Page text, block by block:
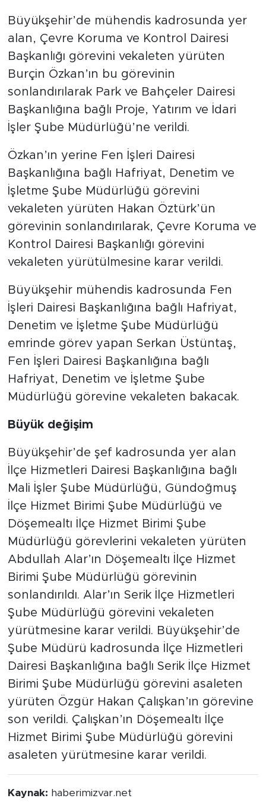
Büyükşehir’de mühendis kadrosunda yer
alan, Çevre Koruma ve Kontrol Dairesi
Başkanlığı görevini vekaleten yürüten
Burçin Özkan’ın bu görevinin
sonlandırılarak Park ve Bahçeler Dairesi
Başkanlığına bağlı Proje, Yatırım ve İdari
İşler Şube Müdürlüğü’ne verildi.
Özkan’ın yerine Fen İşleri Dairesi
Başkanlığına bağlı Hafriyat, Denetim ve
İşletme Şube Müdürlüğü görevini
vekaleten yürüten Hakan Öztürk’ün
görevinin sonlandırılarak, Çevre Koruma ve
Kontrol Dairesi Başkanlığı görevini
vekaleten yürütülmesine karar verildi.
Büyükşehir mühendis kadrosunda Fen
İşleri Dairesi Başkanlığına bağlı Hafriyat,
Denetim ve İşletme Şube Müdürlüğü
emrinde görev yapan Serkan Üstüntaş,
Fen İşleri Dairesi Başkanlığına bağlı
Hafriyat, Denetim ve İşletme Şube
Müdürlüğü görevine vekaleten bakacak.
Büyük değişim
Büyükşehir’de şef kadrosunda yer alan
İlçe Hizmetleri Dairesi Başkanlığına bağlı
Mali İşler Şube Müdürlüğü, Gündoğmuş
İlçe Hizmet Birimi Şube Müdürlüğü ve
Döşemealtı İlçe Hizmet Birimi Şube
Müdürlüğü görevlerini vekaleten yürüten
Abdullah Alar’ın Döşemealtı İlçe Hizmet
Birimi Şube Müdürlüğü görevinin
sonlandırıldı. Alar’ın Serik İlçe Hizmetleri
Şube Müdürlüğü görevini vekaleten
yürütmesine karar verildi. Büyükşehir’de
Şube Müdürü kadrosunda İlçe Hizmetleri
Dairesi Başkanlığına bağlı Serik İlçe Hizmet
Birimi Şube Müdürlüğü görevini asaleten
yürüten Özgür Hakan Çalışkan’ın görevine
son verildi. Çalışkan’ın Döşemealtı İlçe
Hizmet Birimi Şube Müdürlüğü görevini
asaleten yürütmesine karar verildi.
Kaynak: haberimizvar.net